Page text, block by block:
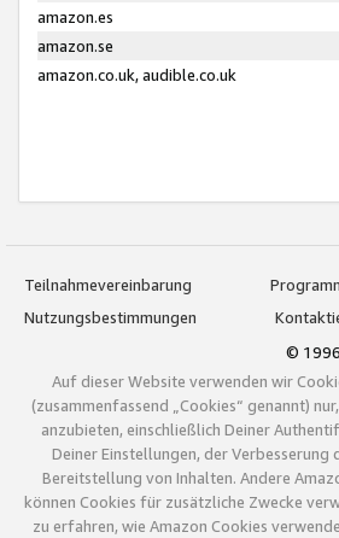
amazon.es
amazon.se
amazon.co.uk, audible.co.uk
Teilnahmevereinbarung
Nutzungsbestimmungen
©
Auf dieser Website verwenden wir
(zusammenfassend „Cookies“ genannt)
anzubieten, einschließlich Deiner
Deiner Einstellungen, der Verbesserung
Bereitstellung von Inhalten. Andere
können Cookies für zusätzliche Zwecke
zu erfahren, wie Amazon Cookies